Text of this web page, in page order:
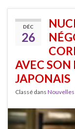
DÉC
26
AVEC
JAPONAIS
Classé dans